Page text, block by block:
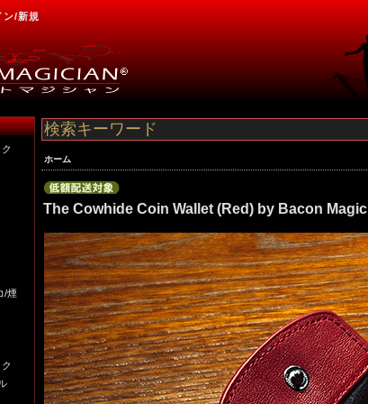
ン/新規
/煙
ホーム
The Cowhide Coin Wallet (Red) by Bacon Magic